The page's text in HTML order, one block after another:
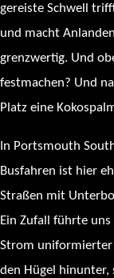
gereiste Schwell
und macht
grenzwertig. Und
festmachen? Und
Platz eine
In Portsmouth
Busfahren ist hier
Straßen mit
Ein Zufall führte
Strom uniformierter
den Hügel hinunter,